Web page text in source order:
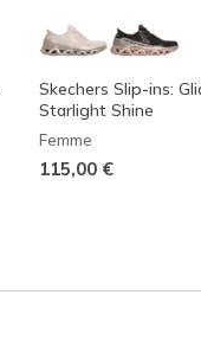
Skechers Slip-ins:
Starlight Shine
Femme
115,00 €